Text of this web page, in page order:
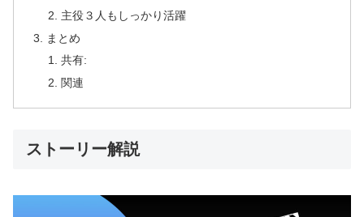
主役３人もしっかり活躍
まとめ
共有:
関連
ストーリー解説